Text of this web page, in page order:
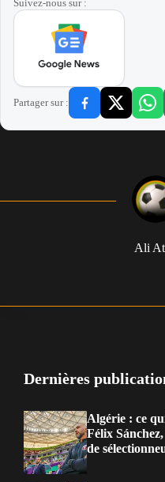
Suivez-nous sur :
Partager sur :
Ali
Dernières
Algérie : ce
Félix
de